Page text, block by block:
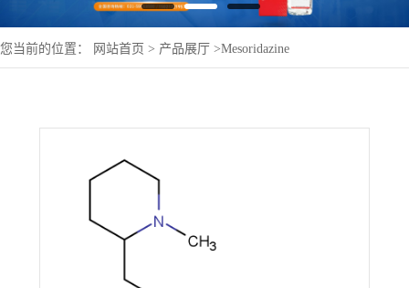
您当前的位置： 网站首页 > 产品展厅 >Mesoridazine